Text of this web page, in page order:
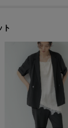
ト